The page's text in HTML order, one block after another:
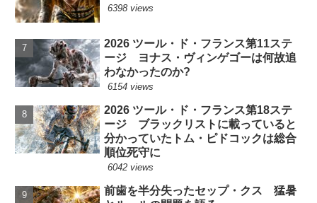
6398 views
2026 ツール・ド・フランス第11ステ
ージ ヨナス・ヴィンゲゴーは何故追
わなかったのか?
6154 views
2026 ツール・ド・フランス第18ステ
ージ ブラックリストに載っていると
分かっていたトム・ピドコックは総合
順位死守に
6042 views
前歯を半分失ったセップ・クス 猛暑